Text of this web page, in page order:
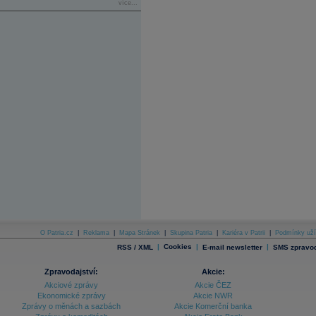
více...
O Patria.cz Reklama Mapa Stránek Skupina Patria Kariéra v Patrii Podmínky
RSS / XML | Cookies | E-mail newsletter | SMS
Zpravodajství:
Akciové zprávy
Ekonomické zprávy
Zprávy o měnách a sazbách
Akcie:
Akcie ČEZ
Akcie NWR
Akcie Komerční banka